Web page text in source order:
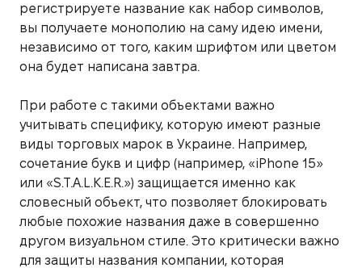
регистрируете название как набор символов,
вы получаете монополию на саму идею имени,
независимо от того, каким шрифтом или цветом
она будет написана завтра.
При работе с такими объектами важно
учитывать специфику, которую имеют разные
виды торговых марок в Украине. Например,
сочетание букв и цифр (например, «iPhone 15»
или «S.T.A.L.K.E.R.») защищается именно как
словесный объект, что позволяет блокировать
любые похожие названия даже в совершенно
другом визуальном стиле. Это критически важно
для защиты названия компании, которая